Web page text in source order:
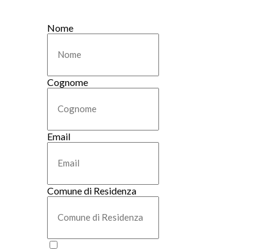
Nome
Cognome
Email
Comune di Residenza